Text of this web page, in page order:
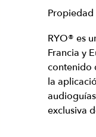
RYO® es
Francia y
contenido
la
exclusiva